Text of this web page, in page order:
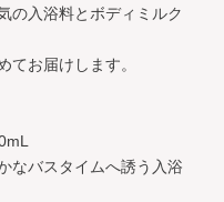
の入浴料とボディミルク
てお届けします。
なバスタイムへ誘う入浴